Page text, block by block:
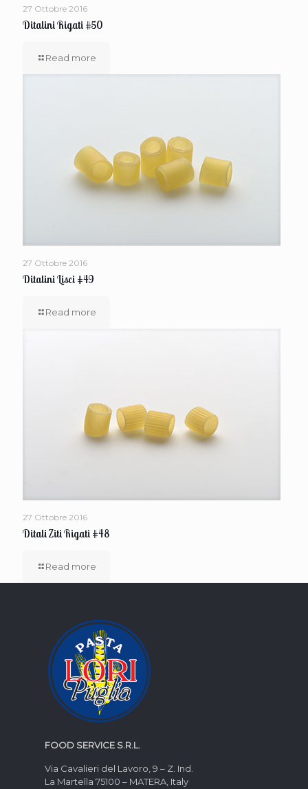
27 Ottobre 2016
Ditalini Rigati #50
Read more
27 Ottobre 2016
Ditalini Lisci #49
Read more
27 Ottobre 2016
Ditali Ziti Rigati #48
Read more
FOOD SERVICE S.R.L.
Via Cavalieri del Lavoro, 9 – Z. Ind.
La Martella 75100 – MATERA, Italy